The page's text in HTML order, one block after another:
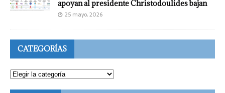
apoyan al presidente Christodoulides bajan
25 mayo, 2026
CATEGORÍAS